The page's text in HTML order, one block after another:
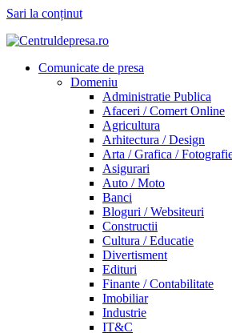
Sari la conținut
Comunicate de presa
Domeniu
Administratie Publica
Afaceri / Comert Online
Agricultura
Arhitectura / Design
Arta / Grafica /
Asigurari
Auto / Moto
Banci
Bloguri / Websiteuri
Constructii
Cultura / Educatie
Divertisment
Edituri
Finante / Contabilitate
Imobiliar
Industrie
IT&C